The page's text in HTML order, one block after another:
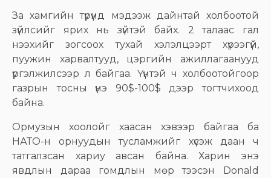
За хамгийн түрүүнд мэдээж дайнтай холбоотой
зүйлсийг ярих нь зүйтэй байх. 2 талаас гал
нээхийг зогсоох тухай хэлэлцээрт хүрээгүй,
пуужин харвалтууд, цэргийн ажиллагаанууд
үргэлжилсээр л байгаа. Үүнтэй ч холбоотойгоор
газрын тосны үнэ 90$-100$ дээр тогтчихоод
байна.
Ормузын хоолойг хаасан хэвээр байгаа ба
НАТО-н орнуудын тусламжийг хүсэж даан ч
татгалзсан хариу авсан байна. Харин энэ
явдлын дараа гомдлын мөр тээсэн Donald